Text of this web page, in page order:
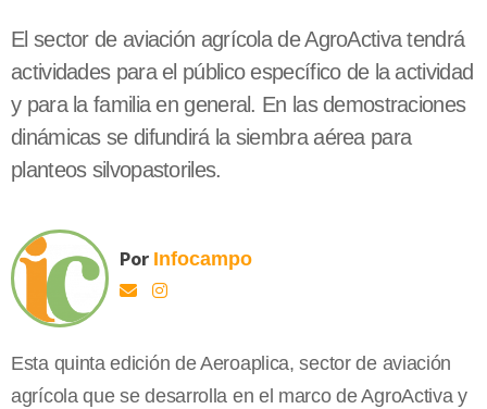
El sector de aviación agrícola de AgroActiva tendrá
actividades para el público específico de la actividad
y para la familia en general. En las demostraciones
dinámicas se difundirá la siembra aérea para
planteos silvopastoriles.
Por Infocampo
Esta quinta edición de Aeroaplica, sector de aviación
agrícola que se desarrolla en el marco de AgroActiva y